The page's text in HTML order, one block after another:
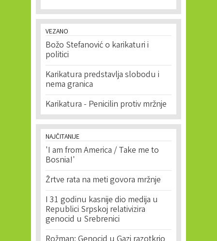
VEZANO
Božo Stefanović o karikaturi i
politici
Karikatura predstavlja slobodu i
nema granica
Karikatura - Penicilin protiv mržnje
NAJČITANIJE
'I am from America / Take me to
Bosnia!'
Žrtve rata na meti govora mržnje
I 31 godinu kasnije dio medija u
Republici Srpskoj relativizira
genocid u Srebrenici